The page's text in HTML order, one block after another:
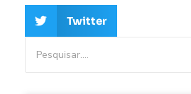
Twitter